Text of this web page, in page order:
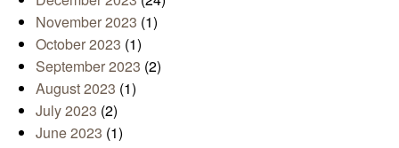
November 2023 (1)
October 2023 (1)
September 2023 (2)
August 2023 (1)
July 2023 (2)
June 2023 (1)